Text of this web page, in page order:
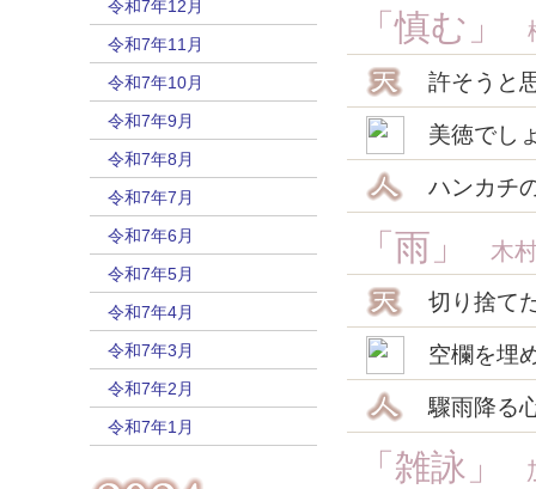
令和7年12月
令和7年11月
令和7年10月
令和7年9月
令和7年8月
令和7年7月
令和7年6月
令和7年5月
令和7年4月
令和7年3月
令和7年2月
令和7年1月
「慎む」
許そうと
美徳でし
ハンカチ
「雨」 木
切り捨て
空欄を埋
驟雨降る
「雑詠」